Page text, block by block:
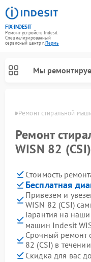
FIX-INDESIT
Ремонт устройств Indesit
Специализированный
cервисный центр г.Пермь
Мы
Ремонт стиральной
Ремонт
WISN 82
Стоимость
Бесплатная
Привезем и
WISN 82 (CSI)
Гарантия на
машин Indesit
Срочный ремонт
82 (CSI) в
Скидка для вас до